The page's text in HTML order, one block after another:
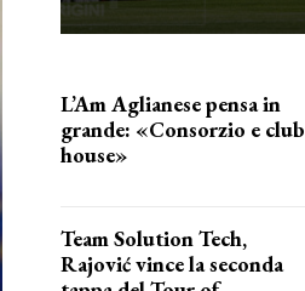
L’Am Aglianese pensa in
grande: «Consorzio e club
house»
Team Solution Tech,
Rajović vince la seconda